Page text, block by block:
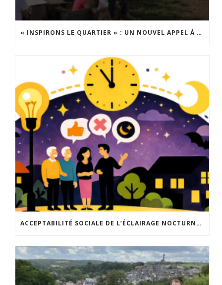
« INSPIRONS LE QUARTIER » : UN NOUVEL APPEL À PROJETS EST LANCÉ !
ACCEPTABILITÉ SOCIALE DE L’ÉCLAIRAGE NOCTURNE : LE REPLAY EST DISPONIBLE